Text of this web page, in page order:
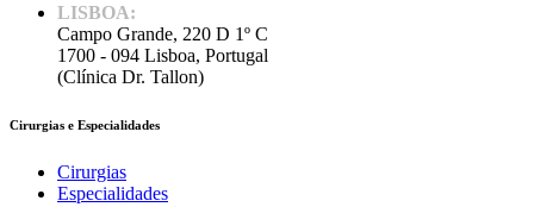
LISBOA:
Campo Grande, 220 D 1º C
1700 - 094 Lisboa, Portugal
(Clínica Dr. Tallon)
Cirurgias e Especialidades
Cirurgias
Especialidades